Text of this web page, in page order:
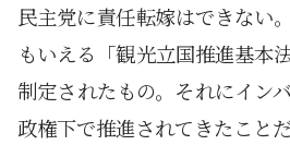
民主党に責任転嫁はできない
もいえる「観光立国推進基本
制定されたもの。それにイン
政権下で推進されてきたことだ